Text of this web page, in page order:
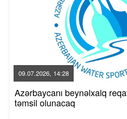
09.07.2026, 14:28
Azərbaycanı beynəlxalq
təmsil olunacaq